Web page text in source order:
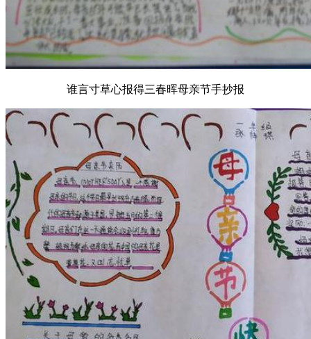
谁言寸草心报得三春晖母亲节手抄报